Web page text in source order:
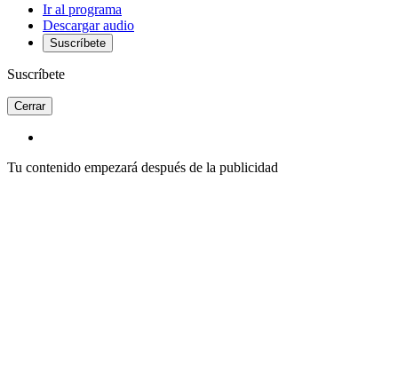
Ir al programa
Descargar audio
Suscríbete
Suscríbete
Cerrar
Tu contenido empezará después de la publicidad